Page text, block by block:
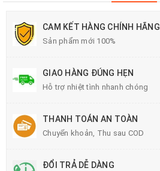
CAM KẾT HÀNG CHÍNH HÃNG
Sản phẩm mới 100%
GIAO HÀNG ĐÚNG HẸN
Hỗ trợ nhiệt tình nhanh chóng
THANH TOÁN AN TOÀN
Chuyển khoản, Thu sau COD
ĐỔI TRẢ DỄ DÀNG